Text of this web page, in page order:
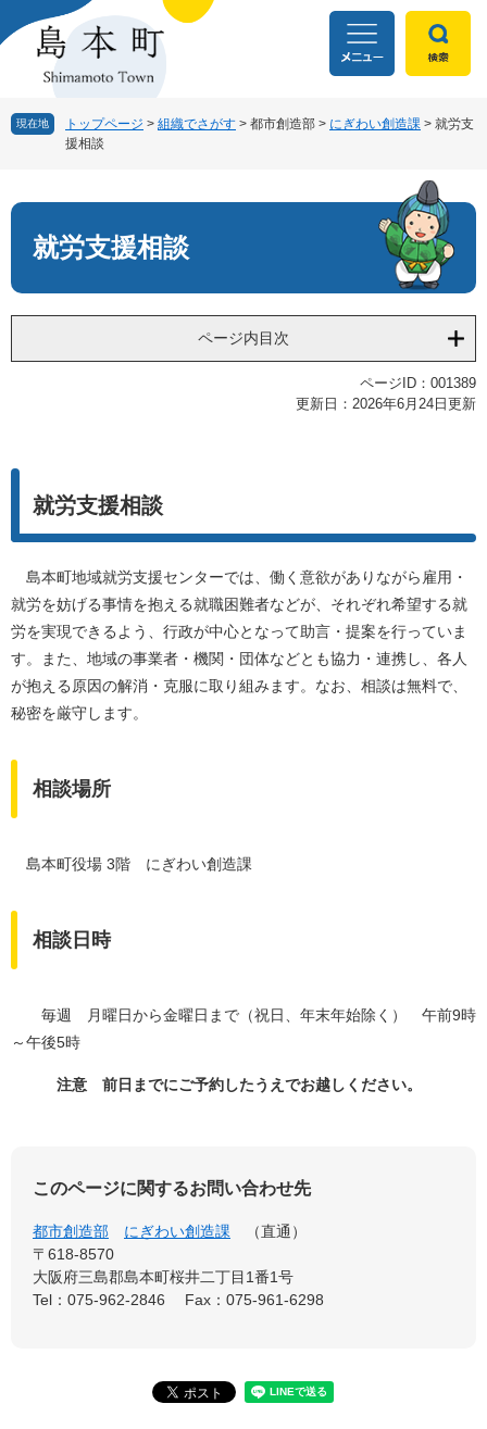
ー
ニ
本
現在地 トップページ > 組織でさがす > 都市創造部 > にぎわい創造課 > 就労支
援相談
文
就労支援相談
ページ内目次
ページID：001389
更新日：2026年6月24日更新
就労支援相談
島本町地域就労支援センターでは、働く意欲がありながら雇用・
就労を妨げる事情を抱える就職困難者などが、それぞれ希望する就
労を実現できるよう、行政が中心となって助言・提案を行っていま
す。また、地域の事業者・機関・団体などとも協力・連携し、各人
が抱える原因の解消・克服に取り組みます。なお、相談は無料で、
秘密を厳守します。
相談場所
島本町役場 3階 にぎわい創造課
相談日時
毎週 月曜日から金曜日まで（祝日、年末年始除く） 午前9時
～午後5時
注意 前日までにご予約したうえでお越しください。
このページに関するお問い合わせ先
都市創造部 にぎわい創造課
直通
〒618-8570
大阪府三島郡島本町桜井二丁目1番1号
Tel：075-962-2846
Fax：075-961-6298